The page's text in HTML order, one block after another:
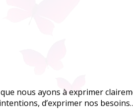
nous ayons à exprimer
d’exprimer nos besoins…